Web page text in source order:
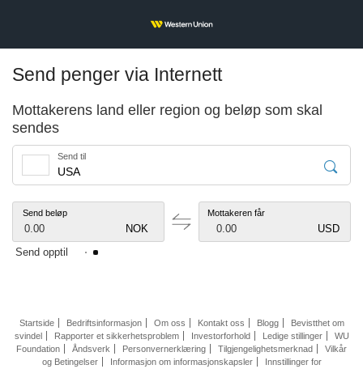
Send penger via Internett
Mottakerens land eller region og beløp som skal
sendes
Send til
Send beløp
NOK
0.00
Mottakeren får
USD
0.00
Send opptil
Startside Bedriftsinformasjon Om oss Kontakt oss Blogg
Bevistthet om
svindel
Rapporter et sikkerhetsproblem Investorforhold Ledige stillinger
WU
Foundation
Åndsverk Personvernerklæring Tilgjengelighetsmerknad
Vilkår
og Betingelser
Informasjon om informasjonskapsler
Innstillinger for